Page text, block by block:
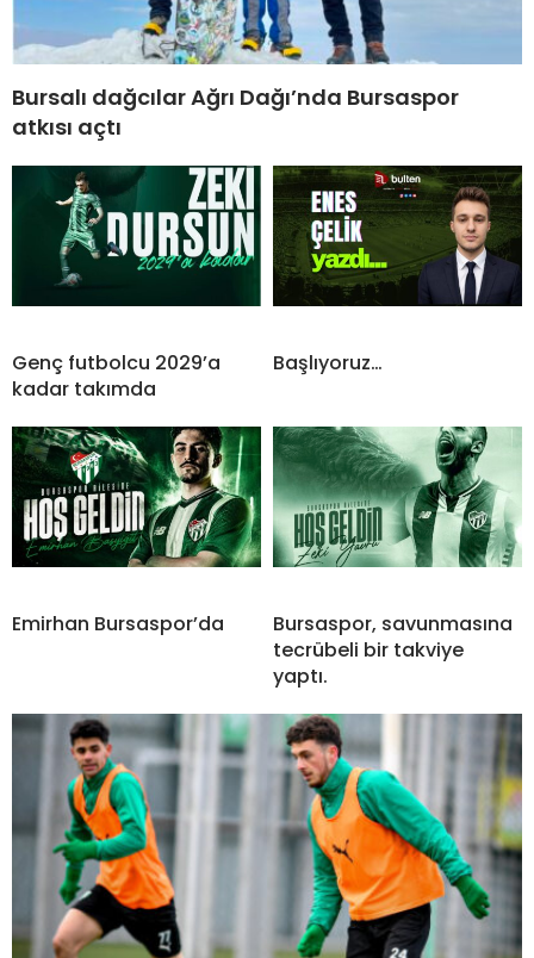
Bursalı dağcılar Ağrı Dağı’nda Bursaspor
atkısı açtı
Genç futbolcu 2029’a
kadar takımda
Başlıyoruz…
Emirhan Bursaspor’da
Bursaspor, savunmasına
tecrübeli bir takviye
yaptı.